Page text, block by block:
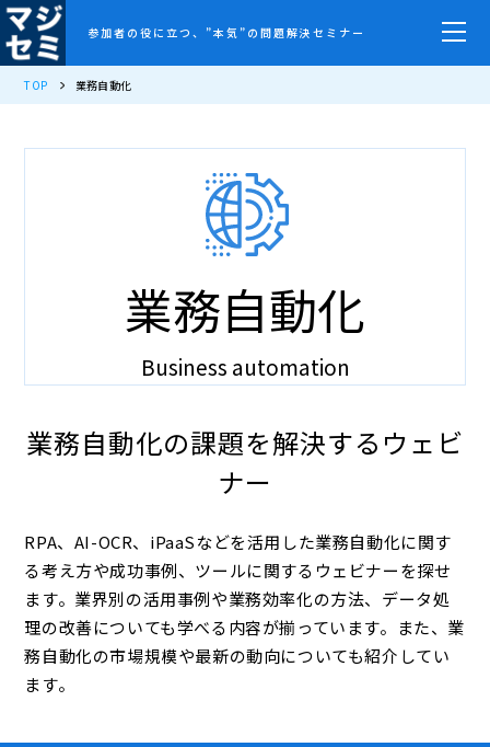
参加者の役に立つ、”本気”の問題解決セミナー
TOP 業務自動化
業務自動化
Business automation
業務自動化の課題を解決するウェビ
ナー
RPA、AI-OCR、iPaaSなどを活用した業務自動化に関す
る考え方や成功事例、ツールに関するウェビナーを探せ
ます。業界別の活用事例や業務効率化の方法、データ処
理の改善についても学べる内容が揃っています。また、業
務自動化の市場規模や最新の動向についても紹介してい
ます。